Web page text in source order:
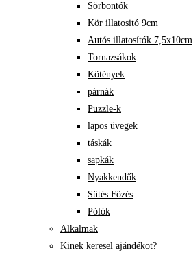
Sörbontók
Kör illatositó 9cm
Autós illatosítók 7,5x10cm
Tornazsákok
Kötények
párnák
Puzzle-k
lapos üvegek
táskák
sapkák
Nyakkendők
Sütés Főzés
Pólók
Alkalmak
Kinek keresel ajándékot?